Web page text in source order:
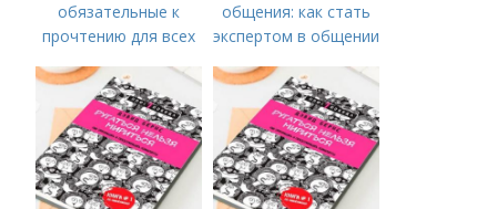
обязательные к
прочтению для всех
общения: как стать
экспертом в общении